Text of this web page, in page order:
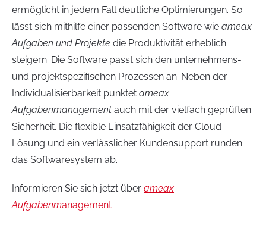
ermöglicht in jedem Fall deutliche Optimierungen. So
lässt sich mithilfe einer passenden Software wie ameax
Aufgaben und Projekte die Produktivität erheblich
steigern: Die Software passt sich den unternehmens-
und projektspezifischen Prozessen an. Neben der
Individualisierbarkeit punktet ameax
Aufgabenmanagement auch mit der vielfach geprüften
Sicherheit. Die flexible Einsatzfähigkeit der Cloud-
Lösung und ein verlässlicher Kundensupport runden
das Softwaresystem ab.
Informieren Sie sich jetzt über ameax
Aufgabenmanagement